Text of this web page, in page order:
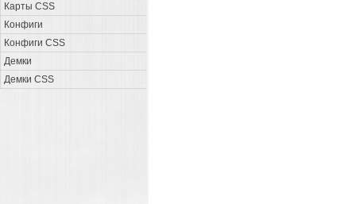
Карты CSS
Конфиги
Конфиги CSS
Демки
Демки CSS